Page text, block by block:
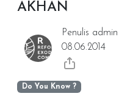
AKHAN
Penulis admin
08.06.2014
Do You Know ?